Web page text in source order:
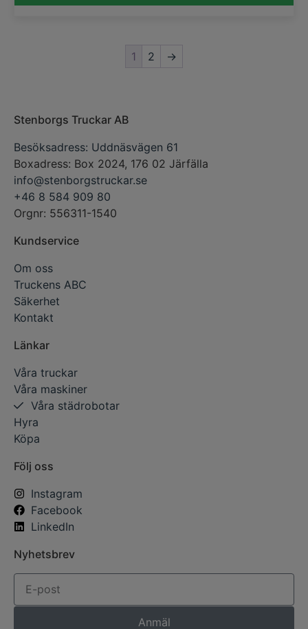
1 2 →
Stenborgs Truckar AB
Besöksadress: Uddnäsvägen 61
Boxadress: Box 2024, 176 02 Järfälla
info@stenborgstruckar.se
+46 8 584 909 80
Orgnr: 556311-1540
Kundservice
Om oss
Truckens ABC
Säkerhet
Kontakt
Länkar
Våra truckar
Våra maskiner
Våra städrobotar
Hyra
Köpa
Följ oss
Instagram
Facebook
LinkedIn
Nyhetsbrev
Anmäl